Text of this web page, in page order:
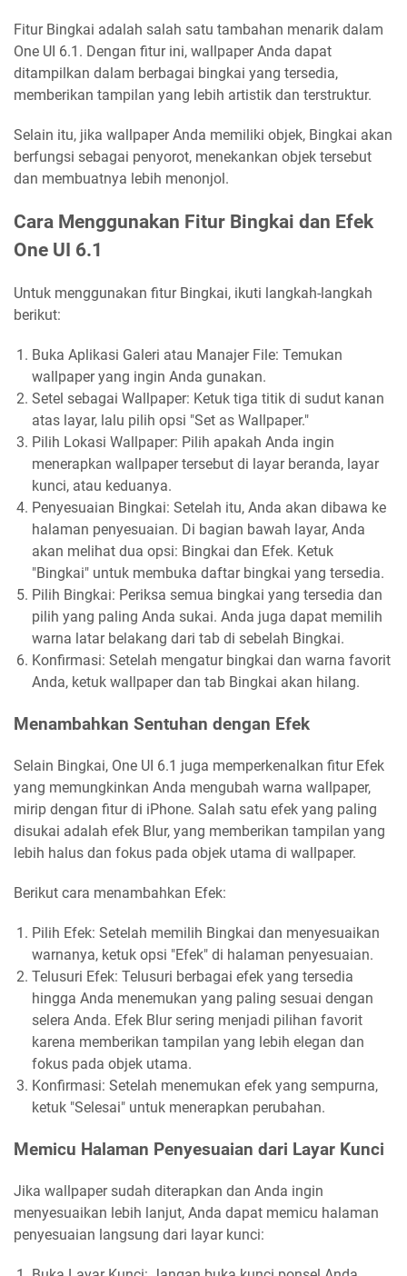
Fitur Bingkai adalah salah satu tambahan menarik dalam
One UI 6.1. Dengan fitur ini, wallpaper Anda dapat
ditampilkan dalam berbagai bingkai yang tersedia,
memberikan tampilan yang lebih artistik dan terstruktur.
Selain itu, jika wallpaper Anda memiliki objek, Bingkai akan
berfungsi sebagai penyorot, menekankan objek tersebut
dan membuatnya lebih menonjol.
Cara Menggunakan Fitur Bingkai dan Efek
One UI 6.1
Untuk menggunakan fitur Bingkai, ikuti langkah-langkah
berikut:
Buka Aplikasi Galeri atau Manajer File: Temukan
wallpaper yang ingin Anda gunakan.
Setel sebagai Wallpaper: Ketuk tiga titik di sudut kanan
atas layar, lalu pilih opsi "Set as Wallpaper."
Pilih Lokasi Wallpaper: Pilih apakah Anda ingin
menerapkan wallpaper tersebut di layar beranda, layar
kunci, atau keduanya.
Penyesuaian Bingkai: Setelah itu, Anda akan dibawa ke
halaman penyesuaian. Di bagian bawah layar, Anda
akan melihat dua opsi: Bingkai dan Efek. Ketuk
"Bingkai" untuk membuka daftar bingkai yang tersedia.
Pilih Bingkai: Periksa semua bingkai yang tersedia dan
pilih yang paling Anda sukai. Anda juga dapat memilih
warna latar belakang dari tab di sebelah Bingkai.
Konfirmasi: Setelah mengatur bingkai dan warna favorit
Anda, ketuk wallpaper dan tab Bingkai akan hilang.
Menambahkan Sentuhan dengan Efek
Selain Bingkai, One UI 6.1 juga memperkenalkan fitur Efek
yang memungkinkan Anda mengubah warna wallpaper,
mirip dengan fitur di iPhone. Salah satu efek yang paling
disukai adalah efek Blur, yang memberikan tampilan yang
lebih halus dan fokus pada objek utama di wallpaper.
Berikut cara menambahkan Efek:
Pilih Efek: Setelah memilih Bingkai dan menyesuaikan
warnanya, ketuk opsi "Efek" di halaman penyesuaian.
Telusuri Efek: Telusuri berbagai efek yang tersedia
hingga Anda menemukan yang paling sesuai dengan
selera Anda. Efek Blur sering menjadi pilihan favorit
karena memberikan tampilan yang lebih elegan dan
fokus pada objek utama.
Konfirmasi: Setelah menemukan efek yang sempurna,
ketuk "Selesai" untuk menerapkan perubahan.
Memicu Halaman Penyesuaian dari Layar Kunci
Jika wallpaper sudah diterapkan dan Anda ingin
menyesuaikan lebih lanjut, Anda dapat memicu halaman
penyesuaian langsung dari layar kunci: